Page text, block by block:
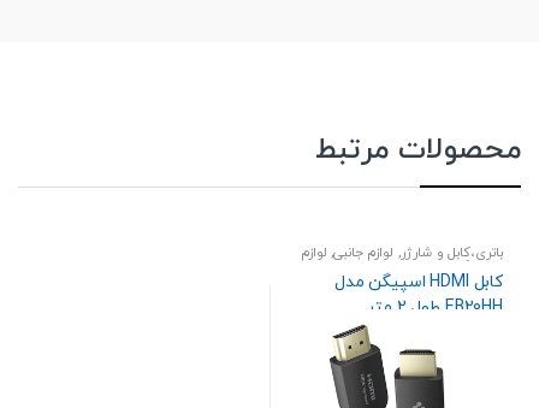
محصولات مرتبط
باتری،کابل و شارژر, لوازم جانبی, لوازم
جانبی کنسول بازی
کابل HDMI اسپیگن مدل
EB20HH طول 2 متر